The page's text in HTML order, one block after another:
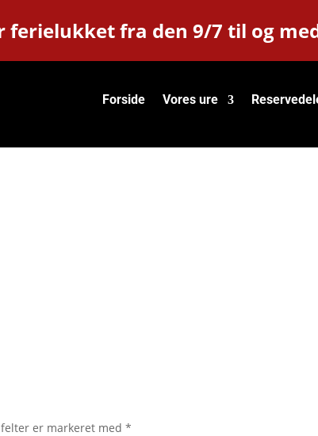
fra den 9/7 til og
Forside Vores ure
er markeret med*